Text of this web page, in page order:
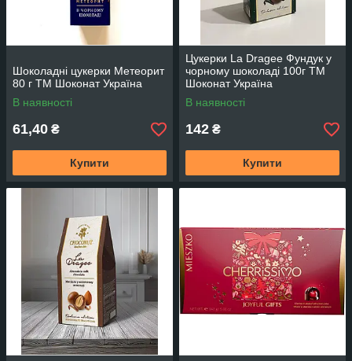
Шоколадні цукерки Метеорит
80 г TM Шоконат Україна
В наявності
61,40 ₴
Купити
Цукерки La Dragee Фундук у
чорному шоколаді 100г TM
Шоконат Україна
В наявності
142 ₴
Купити